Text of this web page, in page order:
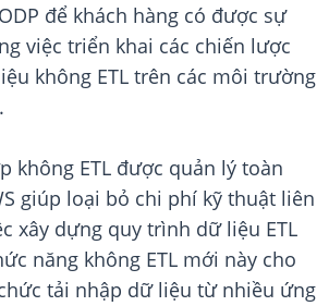
để khách hàng có được sự
việc triển khai các chiến lược
không ETL trên các môi trường
không ETL được quản lý toàn
giúp loại bỏ chi phí kỹ thuật liên
xây dựng quy trình dữ liệu ETL
năng không ETL mới này cho
tải nhập dữ liệu từ nhiều ứng